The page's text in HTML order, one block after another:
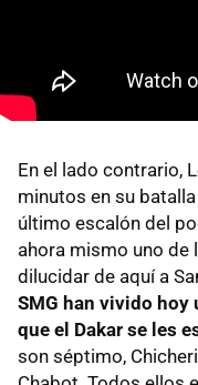
En el lado contrario,
minutos en su
último escalón del
ahora mismo uno
dilucidar de aquí a
SMG han vivido hoy
que el Dakar se les
son séptimo,